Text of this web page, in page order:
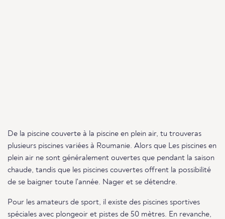
De la piscine couverte à la piscine en plein air, tu trouveras
plusieurs piscines variées à Roumanie. Alors que Les piscines en
plein air ne sont généralement ouvertes que pendant la saison
chaude, tandis que les piscines couvertes offrent la possibilité
de se baigner toute l'année. Nager et se détendre.
Pour les amateurs de sport, il existe des piscines sportives
spéciales avec plongeoir et pistes de 50 mètres. En revanche,